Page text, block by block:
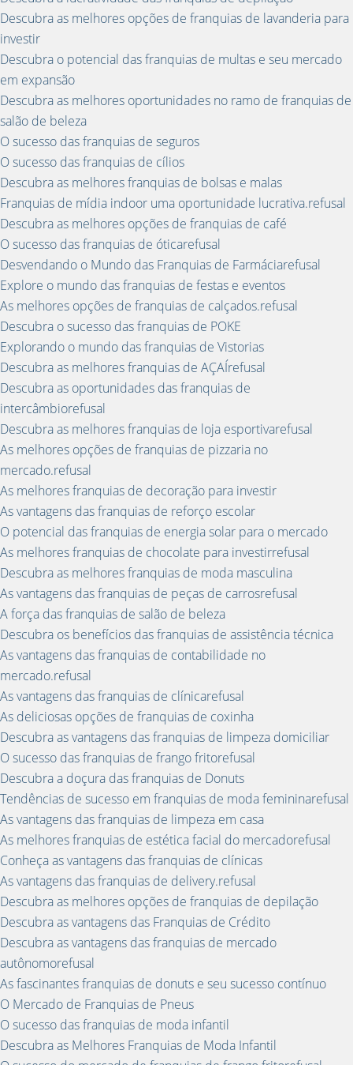
Descubra as melhores opções de franquias de lavanderia para
investir
Descubra o potencial das franquias de multas e seu mercado
em expansão
Descubra as melhores oportunidades no ramo de franquias de
salão de beleza
O sucesso das franquias de seguros
O sucesso das franquias de cílios
Descubra as melhores franquias de bolsas e malas
Franquias de mídia indoor uma oportunidade lucrativa.refusal
Descubra as melhores opções de franquias de café
O sucesso das franquias de óticarefusal
Desvendando o Mundo das Franquias de Farmáciarefusal
Explore o mundo das franquias de festas e eventos
As melhores opções de franquias de calçados.refusal
Descubra o sucesso das franquias de POKE
Explorando o mundo das franquias de Vistorias
Descubra as melhores franquias de AÇAÍrefusal
Descubra as oportunidades das franquias de
intercâmbiorefusal
Descubra as melhores franquias de loja esportivarefusal
As melhores opções de franquias de pizzaria no
mercado.refusal
As melhores franquias de decoração para investir
As vantagens das franquias de reforço escolar
O potencial das franquias de energia solar para o mercado
As melhores franquias de chocolate para investirrefusal
Descubra as melhores franquias de moda masculina
As vantagens das franquias de peças de carrosrefusal
A força das franquias de salão de beleza
Descubra os benefícios das franquias de assistência técnica
As vantagens das franquias de contabilidade no
mercado.refusal
As vantagens das franquias de clínicarefusal
As deliciosas opções de franquias de coxinha
Descubra as vantagens das franquias de limpeza domiciliar
O sucesso das franquias de frango fritorefusal
Descubra a doçura das franquias de Donuts
Tendências de sucesso em franquias de moda femininarefusal
As vantagens das franquias de limpeza em casa
As melhores franquias de estética facial do mercadorefusal
Conheça as vantagens das franquias de clínicas
As vantagens das franquias de delivery.refusal
Descubra as melhores opções de franquias de depilação
Descubra as vantagens das Franquias de Crédito
Descubra as vantagens das franquias de mercado
autônomorefusal
As fascinantes franquias de donuts e seu sucesso contínuo
O Mercado de Franquias de Pneus
O sucesso das franquias de moda infantil
Descubra as Melhores Franquias de Moda Infantil